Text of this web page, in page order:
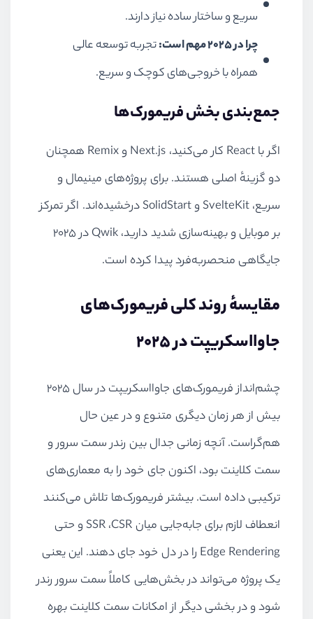
سریع و ساختار ساده نیاز دارند.
چرا در ۲۰۲۵ مهم است:
تجربه توسعه عالی
همراه با خروجی‌های کوچک و سریع.
جمع‌بندی بخش فریمورک‌ها
اگر با React کار می‌کنید، Next.js و Remix همچنان
دو گزینهٔ اصلی هستند. برای پروژه‌های مینیمال و
سریع، SvelteKit و SolidStart درخشیده‌اند. اگر تمرکز
بر موبایل و بهینه‌سازی شدید دارید، Qwik در ۲۰۲۵
جایگاهی منحصربه‌فرد پیدا کرده است.
مقایسهٔ روند کلی فریمورک‌های
جاوااسکریپت در ۲۰۲۵
چشم‌انداز فریمورک‌های جاوااسکریپت در سال ۲۰۲۵
بیش از هر زمان دیگری متنوع و در عین حال
هم‌گراست. آنچه زمانی جدال بین رندر سمت سرور و
سمت کلاینت بود، اکنون جای خود را به معماری‌های
ترکیبی داده است. بیشتر فریمورک‌ها تلاش می‌کنند
انعطاف لازم برای جابه‌جایی میان SSR ،CSR و حتی
Edge Rendering را در دل خود جای دهند. این یعنی
یک پروژه می‌تواند در بخش‌هایی کاملاً سمت سرور رندر
شود و در بخشی دیگر از امکانات سمت کلاینت بهره